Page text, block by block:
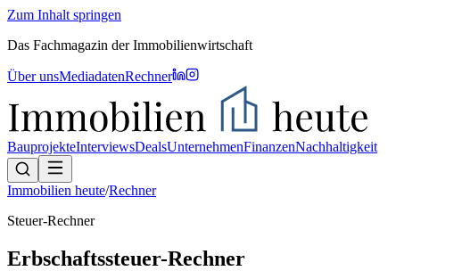
Zum Inhalt springen
Das Fachmagazin der Immobilienwirtschaft
Über unsMediadatenRechner
BauprojekteInterviewsDealsUnternehmenFinanzenNachhaltigkeit
Immobilien heute/Rechner
Steuer-Rechner
Erbschaftssteuer-Rechner